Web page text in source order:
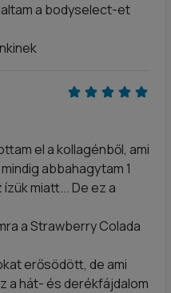
a bodyselect-et
el a kollagénből, ami
abbahagytam 1
miatt... De ez a
a Strawberry Colada
erősödött, de ami
a hát- és derékfájdalom